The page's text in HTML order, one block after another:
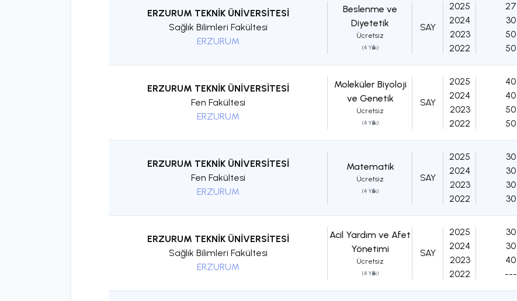
ERZURUM TEKNİK ÜNİVERSİTESİ
Sağlık Bilimleri Fakültesi
ERZURUM
Beslenme ve
Diyetetik
Ücretsiz
(4 Yıllık)
SAY
2025
2024
2023
2022
27
30
50
50
ERZURUM TEKNİK ÜNİVERSİTESİ
Fen Fakültesi
ERZURUM
Moleküler Biyoloji
ve Genetik
Ücretsiz
(4 Yıllık)
SAY
2025
2024
2023
2022
40
40
50
50
ERZURUM TEKNİK ÜNİVERSİTESİ
Fen Fakültesi
ERZURUM
Matematik
Ücretsiz
(4 Yıllık)
SAY
2025
2024
2023
2022
30
30
30
30
ERZURUM TEKNİK ÜNİVERSİTESİ
Sağlık Bilimleri Fakültesi
ERZURUM
Acil Yardım ve Afet
Yönetimi
Ücretsiz
(4 Yıllık)
SAY
2025
2024
2023
2022
30
30
40
---